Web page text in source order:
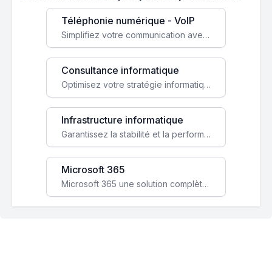
Téléphonie numérique - VoIP
Simplifiez votre communication avec une solution VoIP flexible, économique et adaptée à vos besoins professionnels.
Consultance informatique
Optimisez votre stratégie informatique avec l'expertise de nos consultants pour améliorer votre efficacité et sécurité.
Infrastructure informatique
Garantissez la stabilité et la performance de votre entreprise avec une infrastructure IT sécurisée et évolutive.
Microsoft 365
Microsoft 365 une solution complète qui booste votre productivité, renforce la sécurité de vos données et facilite la collaboration.